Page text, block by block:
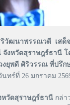
นาพรรณวดี เสด็จเยี่
จังหวัดสุราษฎร์ธา
พดี ศิริวรรณ ที่ปรึก
นทร์ที่ 26 มกราคม
วัดสุราษฎร์ธานี กล่า